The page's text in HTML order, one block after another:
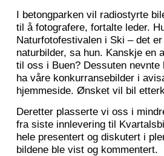
I betongparken vil radiostyrte
til å fotografere, fortalte leder.
Naturfotofestivalen i Ski – det
naturbilder, sa hun. Kanskje en
til oss i Buen? Dessuten
ha våre konkurransebilder i
hjemmeside. Ønsket vil bil
Deretter plasserte vi oss i
fra siste innlevering til
hele presentert og diskutert i
bildene ble vist og kommentert.